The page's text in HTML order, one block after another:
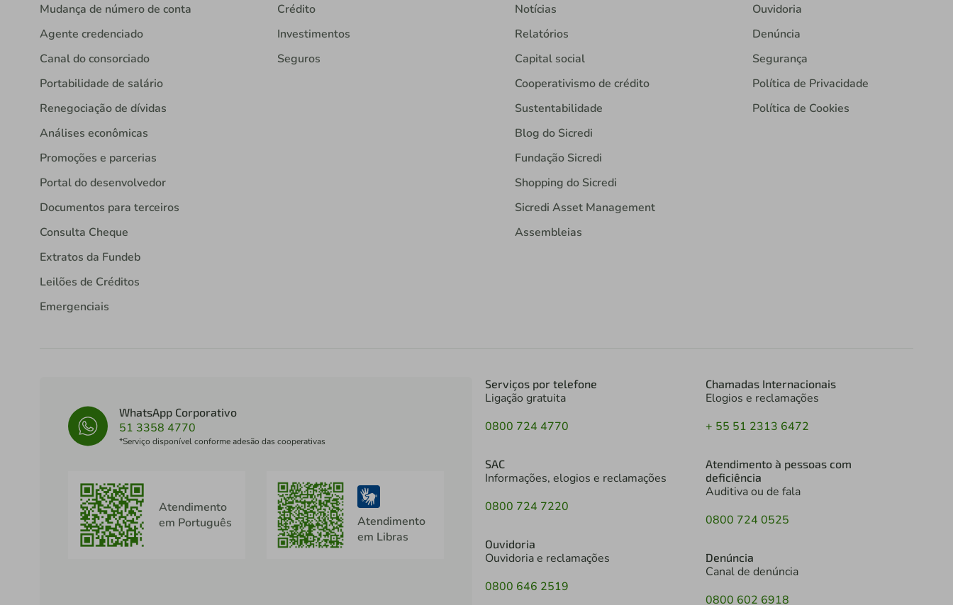
Mudança de número de conta
Agente credenciado
Canal do consorciado
Portabilidade de salário
Renegociação de dívidas
Análises econômicas
Promoções e parcerias
Portal do desenvolvedor
Documentos para terceiros
Consulta Cheque
Extratos da Fundeb
Leilões de Créditos
Emergenciais
Crédito
Investimentos
Seguros
Notícias
Relatórios
Capital social
Cooperativismo de crédito
Sustentabilidade
Blog do Sicredi
Fundação Sicredi
Shopping do Sicredi
Sicredi Asset Management
Assembleias
Ouvidoria
Denúncia
Segurança
Política de Privacidade
Política de Cookies
WhatsApp Corporativo
51 3358 4770
*Serviço disponível conforme adesão das cooperativas
Atendimento
em Português
Atendimento
em Libras
Serviços por telefone
Ligação gratuita
0800 724 4770
SAC
Informações, elogios e reclamações
0800 724 7220
Ouvidoria
Ouvidoria e reclamações
0800 646 2519
Chamadas Internacionais
Elogios e reclamações
+ 55 51 2313 6472
Atendimento à pessoas com
deficiência
Auditiva ou de fala
0800 724 0525
Denúncia
Canal de denúncia
0800 602 6918